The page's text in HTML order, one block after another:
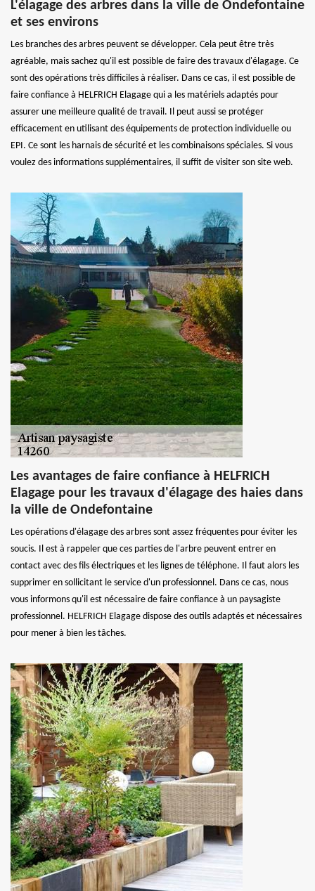
L'élagage des arbres dans la ville de Ondefontaine
et ses environs
Les branches des arbres peuvent se développer. Cela peut être très
agréable, mais sachez qu'il est possible de faire des travaux d'élagage. Ce
sont des opérations très difficiles à réaliser. Dans ce cas, il est possible de
faire confiance à HELFRICH Elagage qui a les matériels adaptés pour
assurer une meilleure qualité de travail. Il peut aussi se protéger
efficacement en utilisant des équipements de protection individuelle ou
EPI. Ce sont les harnais de sécurité et les combinaisons spéciales. Si vous
voulez des informations supplémentaires, il suffit de visiter son site web.
Les avantages de faire confiance à HELFRICH
Elagage pour les travaux d'élagage des haies dans
la ville de Ondefontaine
Les opérations d'élagage des arbres sont assez fréquentes pour éviter les
soucis. Il est à rappeler que ces parties de l'arbre peuvent entrer en
contact avec des fils électriques et les lignes de téléphone. Il faut alors les
supprimer en sollicitant le service d'un professionnel. Dans ce cas, nous
vous informons qu'il est nécessaire de faire confiance à un paysagiste
professionnel. HELFRICH Elagage dispose des outils adaptés et nécessaires
pour mener à bien les tâches.